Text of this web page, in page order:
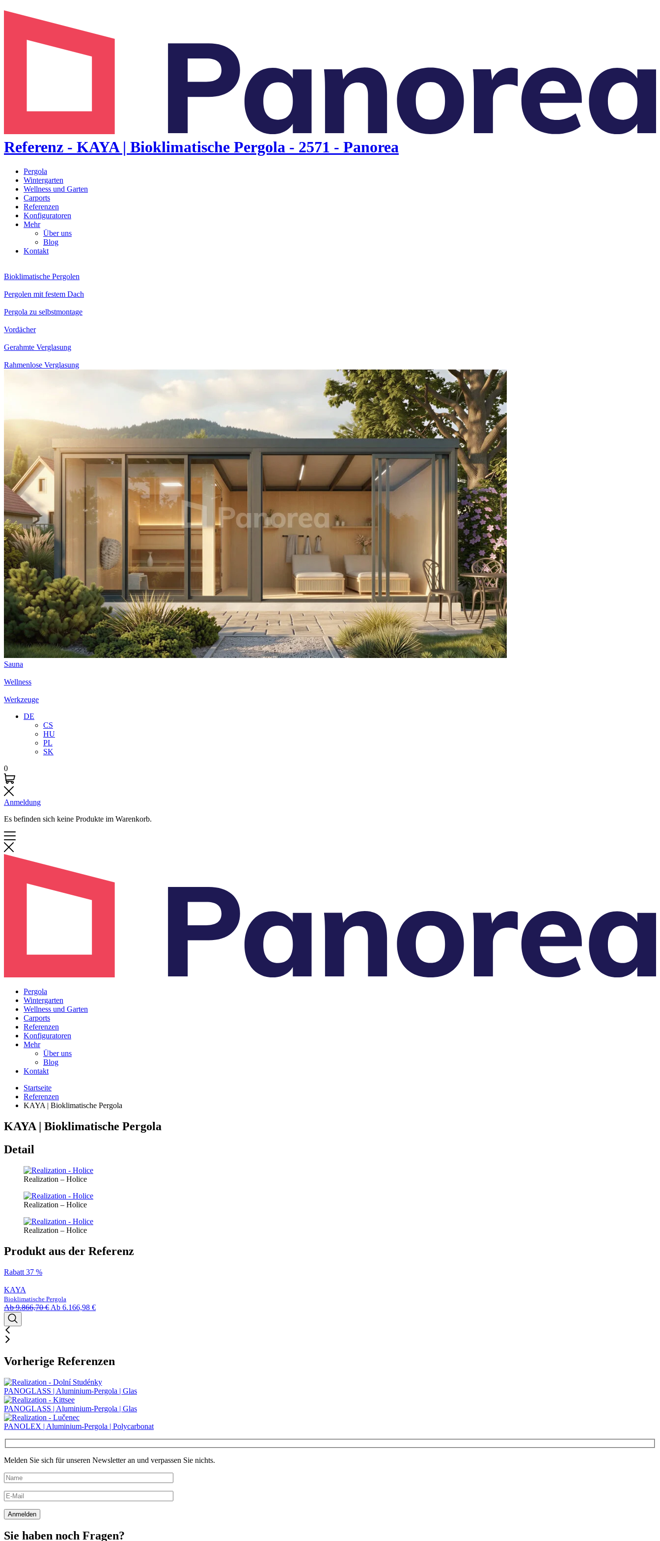
Referenz - KAYA | Bioklimatische Pergola - 2571 - Panorea
Pergola
Wintergarten
Wellness und Garten
Carports
Referenzen
Konfiguratoren
Mehr
Über uns
Blog
Kontakt
Bioklimatische Pergolen
Pergolen mit festem Dach
Pergola zu selbstmontage
Vordächer
Gerahmte Verglasung
Rahmenlose Verglasung
Sauna
Wellness
Werkzeuge
DE
CS
HU
PL
SK
0
Anmeldung
Es befinden sich keine Produkte im Warenkorb.
Pergola
Wintergarten
Wellness und Garten
Carports
Referenzen
Konfiguratoren
Mehr
Über uns
Blog
Kontakt
Startseite
Referenzen
KAYA | Bioklimatische Pergola
KAYA | Bioklimatische Pergola
Detail
Realization – Holice
Realization – Holice
Realization – Holice
Produkt aus der Referenz
Rabatt 37 %
KAYA
Bioklimatische Pergola
Ab9.866,70€ Ab 6.166,98 €
Vorherige Referenzen
PANOGLASS | Aluminium-Pergola | Glas
PANOGLASS | Aluminium-Pergola | Glas
PANOLEX | Aluminium-Pergola | Polycarbonat
Melden Sie sich für unseren Newsletter an und verpassen Sie nichts.
Sie haben noch Fragen?